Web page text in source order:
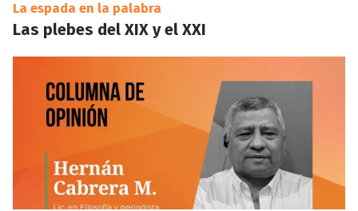
La espada en la palabra
Las plebes del XIX y el XXI